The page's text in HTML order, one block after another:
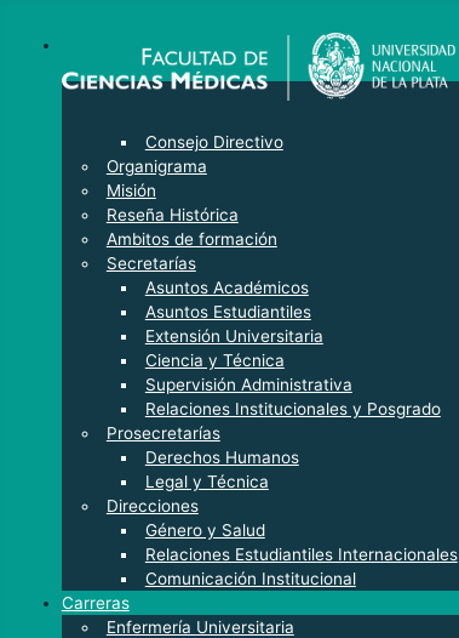
Consejo Directivo
Organigrama
Misión
Reseña Histórica
Ambitos de formación
Secretarías
Asuntos Académicos
Asuntos Estudiantiles
Extensión Universitaria
Ciencia y Técnica
Supervisión Administrativa
Relaciones Institucionales y Posgrado
Prosecretarías
Derechos Humanos
Legal y Técnica
Direcciones
Género y Salud
Relaciones Estudiantiles Internacionales
Comunicación Institucional
Carreras
Enfermería Universitaria